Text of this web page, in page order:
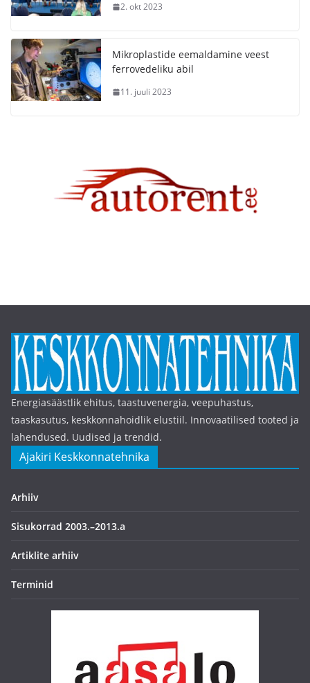
2. okt 2023
Mikroplastide eemaldamine veest
ferrovedeliku abil
11. juuli 2023
Energiasäästlik ehitus, taastuvenergia, veepuhastus,
taaskasutus, keskkonnahoidlik elustiil. Innovaatilised tooted ja
lahendused. Uudised ja trendid.
Ajakiri Keskkonnatehnika
Arhiiv
Sisukorrad 2003.–2013.a
Artiklite arhiiv
Terminid